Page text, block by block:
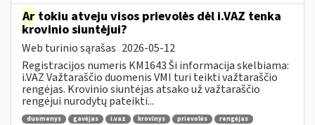
Ar tokiu atveju visos prievolės dėl i.VAZ tenka
krovinio siuntėjui?
Web turinio sąrašas 2026-05-12
Registracijos numeris KM1643 Ši informacija skelbiama:
i.VAZ Važtaraščio duomenis VMI turi teikti važtaraščio
rengėjas. Krovinio siuntėjas atsako už važtaraščio
rengėjui nurodytų pateikti...
duomenys gavėjas i.vaz krovinys prievolės
rengėjas